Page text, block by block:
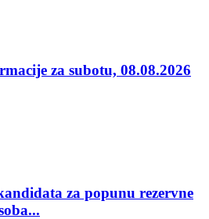
za subotu, 08.08.2026
za popunu rezervne